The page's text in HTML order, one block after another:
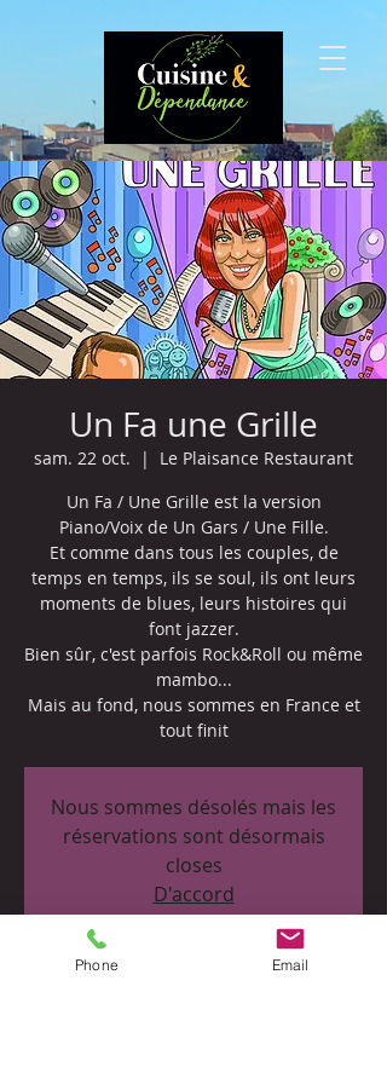
Un Fa une Grille
sam. 22 oct.
  |
Le Plaisance Restaurant
Un Fa / Une Grille est la version
Piano/Voix de Un Gars / Une Fille.
Et comme dans tous les couples, de
temps en temps, ils se soul, ils ont leurs
moments de blues, leurs histoires qui
font jazzer.
Bien sûr, c'est parfois Rock&Roll ou même
mambo...
Mais au fond, nous sommes en France et
tout finit
Nous sommes désolés mais les
réservations sont désormais
closes
D'accord
Phone Email